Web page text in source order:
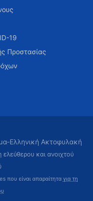
19
Προστασίας
Ελληνική Ακτοφυλακή
και ανοιχτού
που είναι απαραίτητα για τη